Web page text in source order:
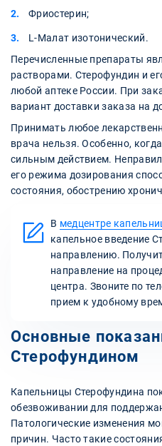
Фриостерин;
L-Малат изотонический.
Перечисленные препараты
растворами. Стерофундин и
любой аптеке России. При
вариант доставки заказа на
Принимать любое
врача нельзя. Особенно,
сильным действием.
его режима дозирования
состояния, обострению
В медцентре
капельное введение
направлению.
направление на
центра. Звоните по
прием к удобному
Основные
Стерофундином
Капельницы Стерофундина
обезвоживании для
Патологические изменения
причин. Часто такие